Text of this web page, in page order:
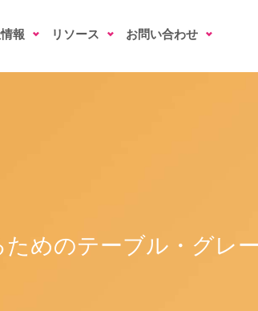
報 リソース お問い合わせ
めのテーブル・グレ